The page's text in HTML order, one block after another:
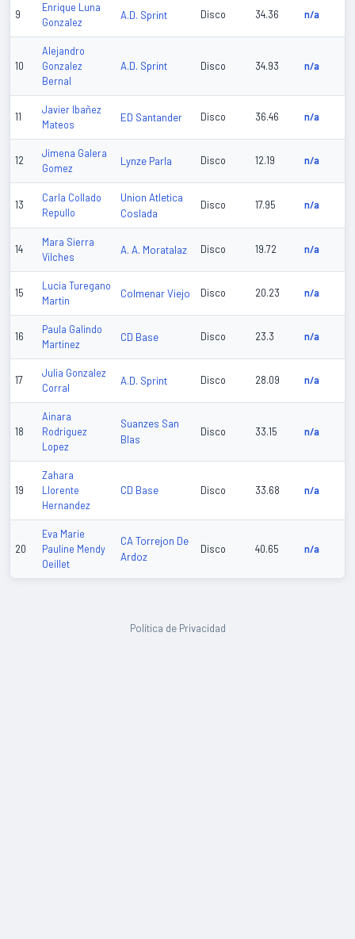
9
Enrique Luna
Gonzalez
A.D. Sprint Disco 34.36 n/a
10
Alejandro
Gonzalez
Bernal
A.D. Sprint Disco 34.93 n/a
11
Javier Ibañez
Mateos
ED Santander Disco 36.46 n/a
12
Jimena Galera
Gomez
Lynze Parla Disco 12.19 n/a
13
Carla Collado
Repullo
Union Atletica
Coslada
Disco 17.95 n/a
14
Mara Sierra
Vilches
A. A. Moratalaz Disco 19.72 n/a
15
Lucia Turegano
Martin
Colmenar Viejo Disco 20.23 n/a
16
Paula Galindo
Martinez
CD Base Disco 23.3 n/a
17
Julia Gonzalez
Corral
A.D. Sprint Disco 28.09 n/a
18
Ainara
Rodriguez
Lopez
Suanzes San
Blas
Disco 33.15 n/a
19
Zahara
Llorente
Hernandez
CD Base Disco 33.68 n/a
20
Eva Marie
Pauline Mendy
Oeillet
CA Torrejon De
Ardoz
Disco 40.65 n/a
Política de Privacidad